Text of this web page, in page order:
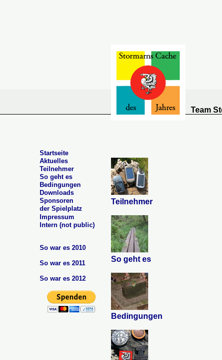
Team
Startseite
Aktuelles
Teilnehmer
So geht es
Bedingungen
Downloads
Sponsoren
der Spielplatz
Impressum
Intern (not public)
So war es 2010
So war es 2011
So war es 2012
Teilnehmer
So geht es
Bedingungen